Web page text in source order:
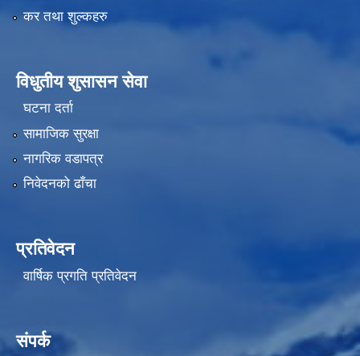
कर तथा शुल्कहरु
विधुतीय शुसासन सेवा
घटना दर्ता
सामाजिक सुरक्षा
नागरिक वडापत्र
निवेदनको ढाँचा
प्रतिवेदन
वार्षिक प्रगति प्रतिवेदन
संपर्क